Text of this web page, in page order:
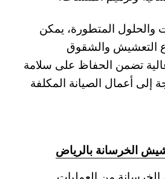
والحلول المتطورة، يمكن
التعشيش والشقوق
تضمن الحفاظ على سلامة
إلى أعمال الصيانة المكلفة
الخرسانة بالرياض